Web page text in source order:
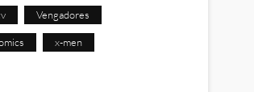
Vengadores
x-men